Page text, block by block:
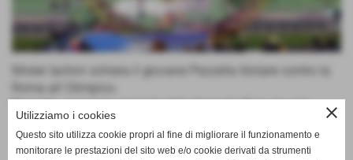
Mister Iachini schiera il giovane Pezzella titolare contro la
Roma all´Olimpico.
debuttato nel massimo Campionato in occasione di
Atalanta - Palermo.
close
Utilizziamo i cookies
Questo sito utilizza cookie propri al fine di migliorare il funzionamento e
monitorare le prestazioni del sito web e/o cookie derivati da strumenti